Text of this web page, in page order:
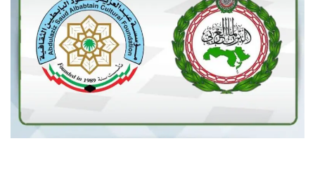
ب
ر
ي
د
ا
ك
ت